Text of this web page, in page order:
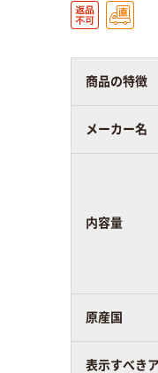
商品の特徴
メーカー名
内容量
原産国
表示すべき